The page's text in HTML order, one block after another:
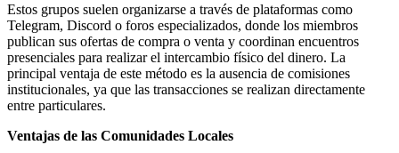
Estos grupos suelen organizarse a través de plataformas como
Telegram, Discord o foros especializados, donde los miembros
publican sus ofertas de compra o venta y coordinan encuentros
presenciales para realizar el intercambio físico del dinero. La
principal ventaja de este método es la ausencia de comisiones
institucionales, ya que las transacciones se realizan directamente
entre particulares.
Ventajas de las Comunidades Locales